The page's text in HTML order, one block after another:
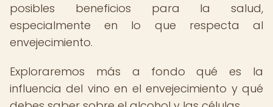
posibles beneficios para la salud,
especialmente en lo que respecta al
envejecimiento.
Exploraremos más a fondo qué es la
influencia del vino en el envejecimiento y qué